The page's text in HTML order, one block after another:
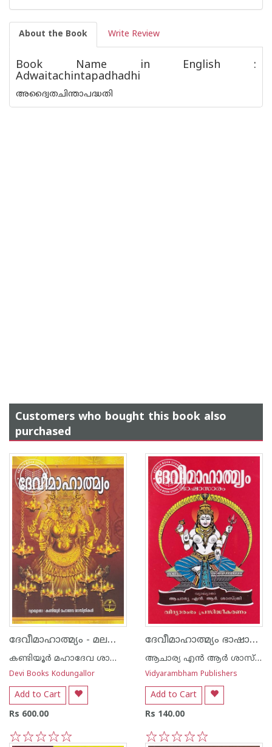
About the Book Write Review
Book Name in English :
Adwaitachintapadhadhi
അദ്വൈതചിന്താപദ്ധതി
Customers who bought this book also
purchased
ദേവീമാഹാത്മ്യം - മലയാളം
കണ്ടിയൂർ മഹാദേവ ശാസ്ത്രികള്‍
Devi Books Kodungallor
Add to Cart
Rs 600.00
ദേവീമാഹാത്മ്യം ഭാഷാസാരം
ആചാര്യ എന്‍ ആര്‍ ശാസ്ത്രി
Vidyarambham Publishers
Add to Cart
Rs 140.00